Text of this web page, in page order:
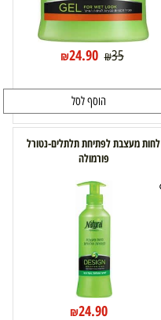
₪35
₪24.90
הוסף לסל
לחות מעצבת לפתיחת תלתלים-נטורל
פורמולה
₪24.90